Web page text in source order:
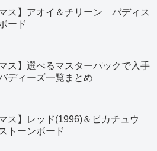
マス】アオイ＆チリーン バディス
ード
マス】選べるマスターパックで入手
ディーズ一覧まとめ
マス】レッド(1996)＆ピカチュウ
トーンボード